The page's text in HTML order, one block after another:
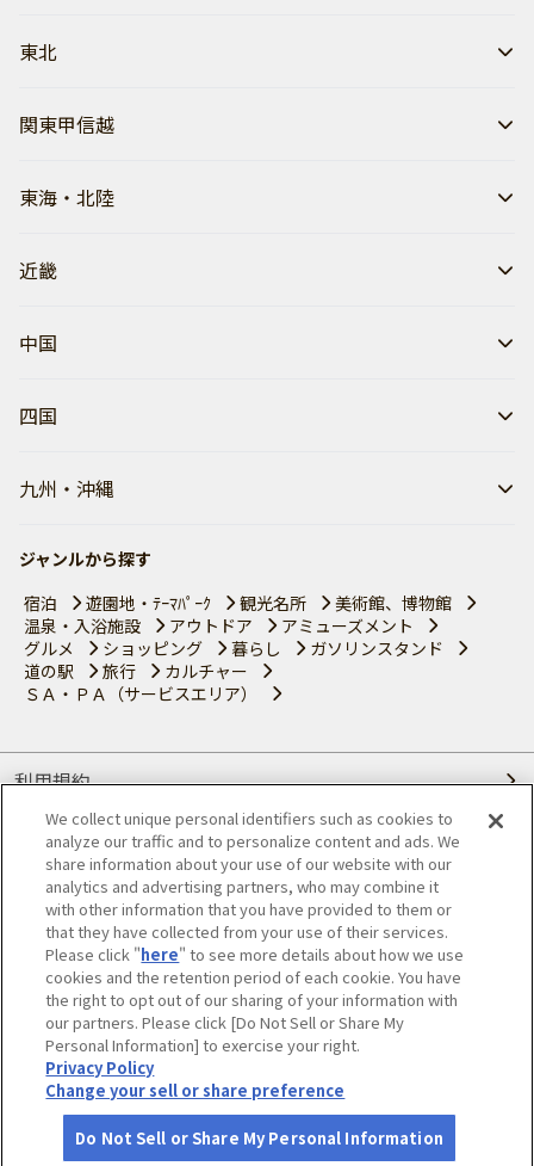
東北
関東甲信越
東海・北陸
近畿
中国
四国
九州・沖縄
ジャンルから探す
宿泊
遊園地・ﾃｰﾏﾊﾟｰｸ 観光名所
美術館、博物館
温泉・入浴施設
アウトドア
アミューズメント
グルメ
ショッピング 暮らし
ガソリンスタンド
道の駅
旅行
カルチャー
ＳＡ・ＰＡ（サービスエリア）
利用規約
個人情報の取り扱いについて
会員優待サービスの提携をご検討の方へ
JAFホームページ
© JAPAN AUTOMOBILE FEDERATION. All rights reserved.
さがす コース作成 アカウント 地図 お役立ち
We collect unique personal identifiers such as cookies to
analyze our traffic and to personalize content and ads. We
share information about your use of our website with our
analytics and advertising partners, who may combine it
with other information that you have provided to them or
that they have collected from your use of their services.
Please click "here" to see more details about how we use
cookies and the retention period of each cookie. You have
the right to opt out of our sharing of your information with
our partners. Please click [Do Not Sell or Share My
Personal Information] to exercise your right.
Privacy Policy
Change your sell or share preference
Do Not Sell or Share My Personal Information